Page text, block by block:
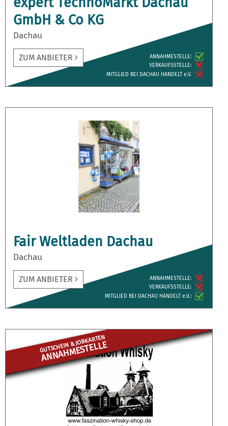
GmbH & Co KG
Dachau
ZUM ANBIETER
ANNAH­MESTELLE:
VERKAUFS­STELLE:
MITGLIED BEI DACHAU HANDELT e.V.
Fair Weltladen Dachau
Dachau
ZUM ANBIETER
ANNAH­MESTELLE:
VERKAUFS­STELLE:
MITGLIED BEI DACHAU HANDELT e.V.:
GUTSCHEIN & JOBKARTEN
ANNAHME­STELLE